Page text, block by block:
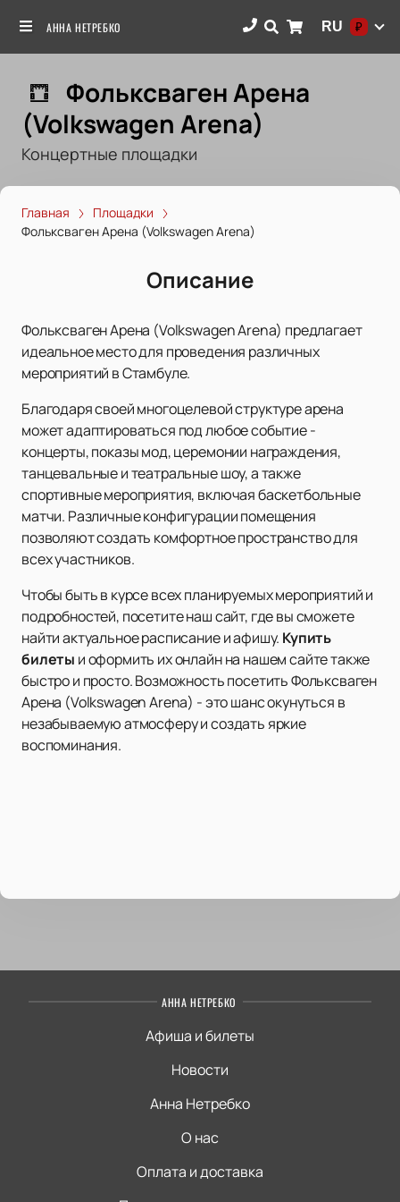
АННА НЕТРЕБКО RU ₽
Фольксваген Арена
(Volkswagen Arena)
Концертные площадки
Главная
Площадки
Фольксваген Арена (Volkswagen Arena)
Описание
Фольксваген Арена (Volkswagen Arena) предлагает
идеальное место для проведения различных
мероприятий в Стамбуле.
Благодаря своей многоцелевой структуре арена
может адаптироваться под любое событие -
концерты, показы мод, церемонии награждения,
танцевальные и театральные шоу, а также
спортивные мероприятия, включая баскетбольные
матчи. Различные конфигурации помещения
позволяют создать комфортное пространство для
всех участников.
Чтобы быть в курсе всех планируемых мероприятий и
подробностей, посетите наш сайт, где вы сможете
найти актуальное расписание и афишу. Купить
билеты и оформить их онлайн на нашем сайте также
быстро и просто. Возможность посетить Фольксваген
Арена (Volkswagen Arena) - это шанс окунуться в
незабываемую атмосферу и создать яркие
воспоминания.
АННА НЕТРЕБКО
Афиша и билеты
Новости
Анна Нетребко
О нас
Оплата и доставка